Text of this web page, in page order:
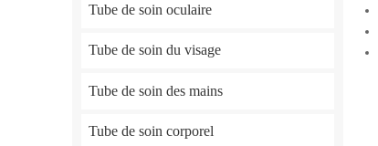
Tube de soin oculaire
Tube de soin du visage
Tube de soin des mains
Tube de soin corporel